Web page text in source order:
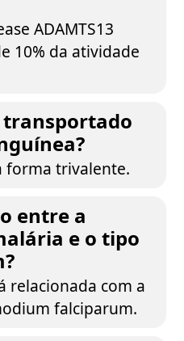
ADAMTS13
10% da atividade
transportado
forma trivalente.
entre a
e o tipo
relacionada com a
falciparum.